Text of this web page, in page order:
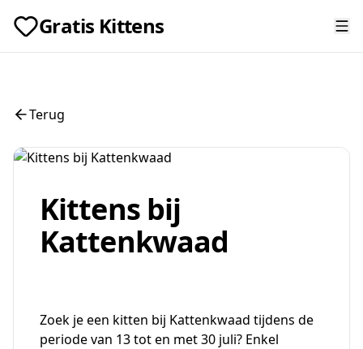
Gratis Kittens
Terug
Kittens bij
Kattenkwaad
Zoek je een kitten bij Kattenkwaad tijdens de
periode van 13 tot en met 30 juli? Enkel